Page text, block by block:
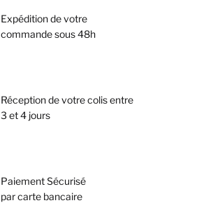
Expédition de votre
commande sous 48h
Réception de votre colis entre
3 et 4 jours
Paiement Sécurisé
par carte bancaire